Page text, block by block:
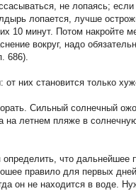
не лопаясь; если
лопается, лучше
10 минут. Потом накройте
вокруг, надо
686).
них становится только
Сильный солнечный
на летнем пляже в
что дальнейшее
правило для первых
он не находится в воде.